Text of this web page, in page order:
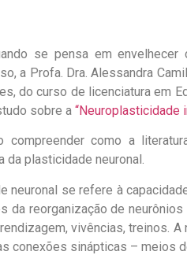
se pensa em
a Profa. Dra. Alessandra
do curso de licenciatura em
sobre a “Neuroplasticidade
como a
plasticidade neuronal.
neuronal se refere à
da reorganização de
vivências, treinos.
conexões sinápticas – meios